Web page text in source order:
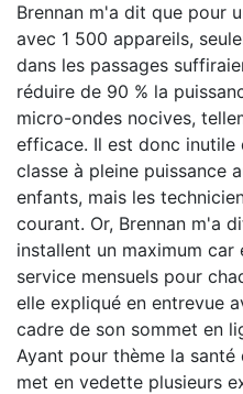
Brennan m'a dit que pour
avec 1 500 appareils,
dans les passages
réduire de 90 % la
micro-ondes nocives,
efficace. Il est donc inutile
classe à pleine puissance
enfants, mais les
courant. Or, Brennan m'a
installent un maximum
service mensuels pour
elle expliqué en entrevue
cadre de son sommet en
Ayant pour thème la
met en vedette plusieurs